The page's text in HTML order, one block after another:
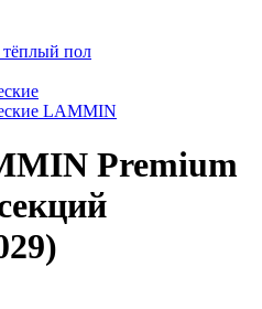
пол
LAMMIN
Premium